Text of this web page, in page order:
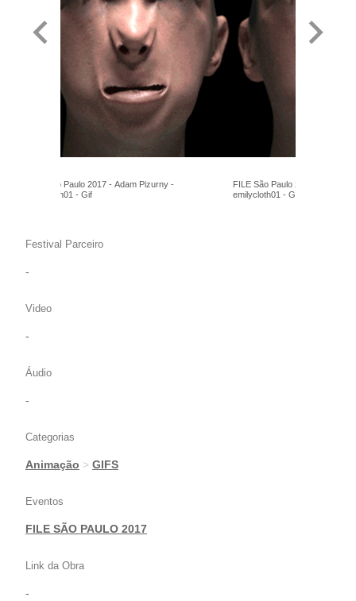
FILE São Paulo 2017 - Adam Pizurny -
emilycloth01 - Gif
FILE São Paulo 2017 - Adam
emilycloth01 - Gif
Festival Parceiro
-
Video
-
Áudio
-
Categorias
Animação > GIFS
Eventos
FILE SÃO PAULO 2017
Link da Obra
-